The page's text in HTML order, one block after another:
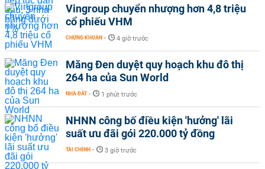
Vingroup chuyển nhượng hơn 4,8 triệu
cổ phiếu VHM
CHỨNG KHOÁN - 4 giờ trước
Măng Đen duyệt quy hoạch khu đô thị
264 ha của Sun World
NHÀ ĐẤT - 1 phút trước
NHNN công bố điều kiện 'hưởng' lãi
suất ưu đãi gói 220.000 tỷ đồng
TÀI CHÍNH - 3 giờ trước